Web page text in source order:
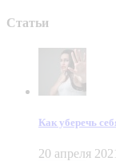
Статьи
Как уберечь
20 апреля